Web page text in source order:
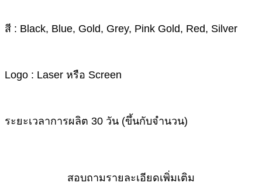
สี : Black, Blue, Gold, Grey, Pink Gold, Red, Silver
Logo : Laser หรือ Screen
ระยะเวลาการผลิต 30 วัน (ขึ้นกับจำนวน)
สอบถามรายละเอียดเพิ่มเติม